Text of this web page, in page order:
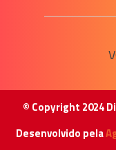
© Copyright 2024
Desenvolvido pela